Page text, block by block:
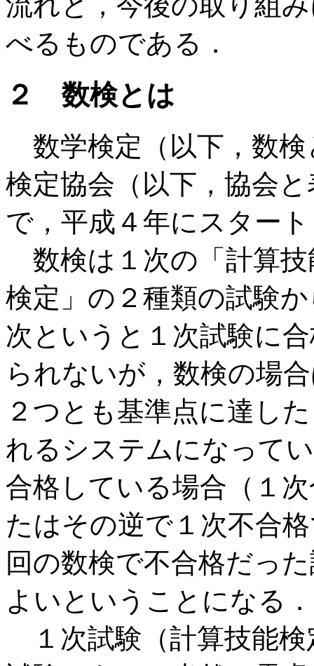
べるものである．
２ 数検とは
数学検定（以下，数検
検定協会（以下，協会
で，平成４年にスター
数検は１次の「計算技
検定」の２種類の試験
次というと１次試験に
られないが，数検の場
２つとも基準点に達し
れるシステムになって
合格している場合（１
たはその逆で１次不合
回の数検で不合格だっ
よいということになる．
１次試験（計算技能検